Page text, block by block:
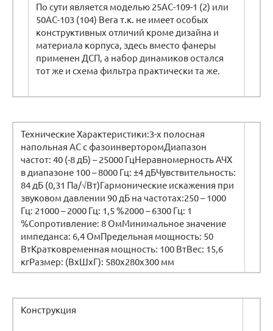
По сути является моделью 25АС-109-1 (2) или
50АС-103 (104) Вега т.к. не имеет особых
конструктивных отличий кроме дизайна и
материала корпуса, здесь вместо фанеры
применен ДСП, а набор динамиков остался
тот же и схема фильтра практически та же.
Технические Характеристики:3-х полосная
напольная АС с фазоинверторомДиапазон
частот: 40 (-8 дБ) – 25000 ГцНеравномерность АЧХ
в диапазоне 100 – 8000 Гц: ±4 дБЧувствительность:
84 дБ (0,31 Па/√Вт)Гармонические искажения при
звуковом давлении 90 дБ на частотах:250 – 1000
Гц: 21000 – 2000 Гц: 1,5 %2000 – 6300 Гц: 1
%Сопротивление: 8 ОмМинимальное значение
импеданса: 6,4 ОмПредельная мощность: 50
ВтКратковременная мощность: 100 ВтВес: 15,6
кгРазмер: (ВхШхГ): 580х280х300 мм
Конструкция